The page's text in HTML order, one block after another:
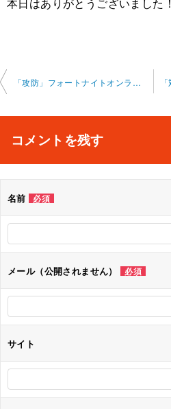
投
ビ
シ
「攻防」フォートナイトオンラインレッスン 2025-6-22-no0007- 0015
コメントを残す
名前 必須
メール（公開されません） 必須
サイト